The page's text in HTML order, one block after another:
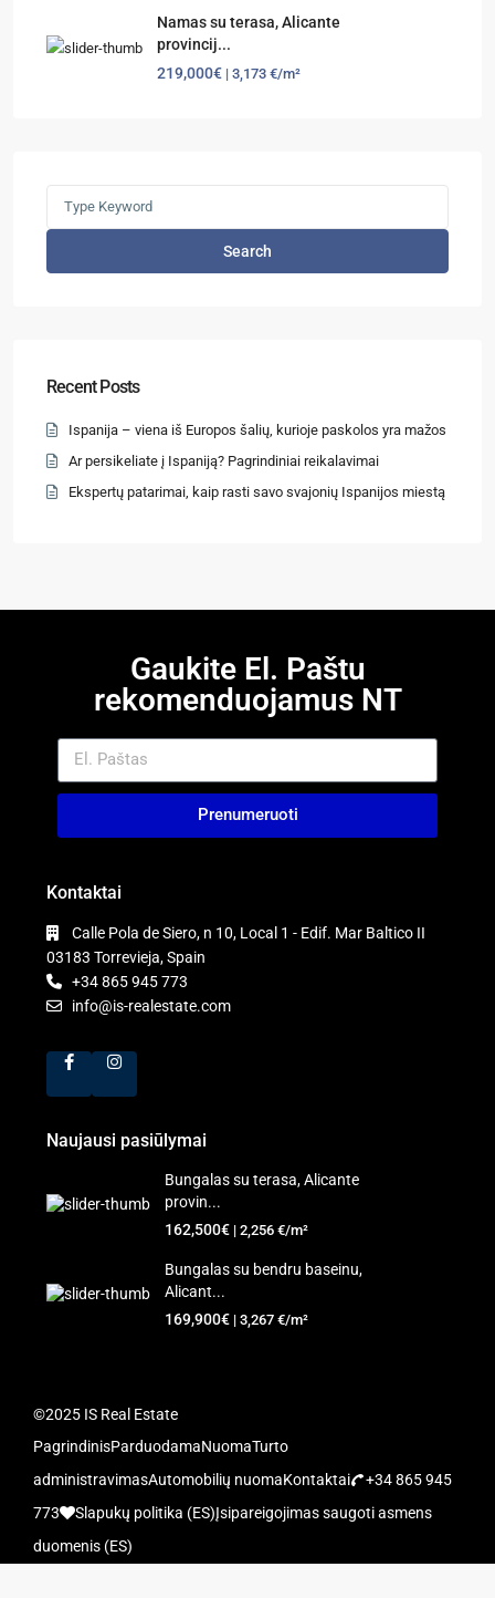
Namas su terasa, Alicante
provincij...
219,000€ | 3,173 €/m²
Search
Recent Posts
Ispanija – viena iš Europos šalių, kurioje paskolos yra mažos
Ar persikeliate į Ispaniją? Pagrindiniai reikalavimai
Ekspertų patarimai, kaip rasti savo svajonių Ispanijos miestą
Gaukite El. Paštu
rekomenduojamus NT
Prenumeruoti
Kontaktai
Calle Pola de Siero, n 10, Local 1 - Edif. Mar Baltico II
03183 Torrevieja, Spain
+34 865 945 773
info@is-realestate.com
Naujausi pasiūlymai
Bungalas su terasa, Alicante
provin...
162,500€ | 2,256 €/m²
Bungalas su bendru baseinu,
Alicant...
169,900€ | 3,267 €/m²
©2025 IS Real Estate
PagrindinisParduodamaNuomaTurto
administravimasAutomobilių nuomaKontaktai
+34 865 945
773
Slapukų politika (ES)Įsipareigojimas saugoti asmens
duomenis (ES)